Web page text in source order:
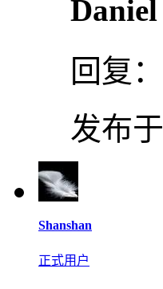
回复：
发布
Shanshan
正式用户